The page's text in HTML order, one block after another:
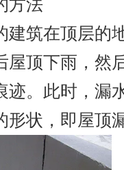
方法
建筑在顶层的
屋顶下雨，然
迹。此时，漏
形状，即屋顶